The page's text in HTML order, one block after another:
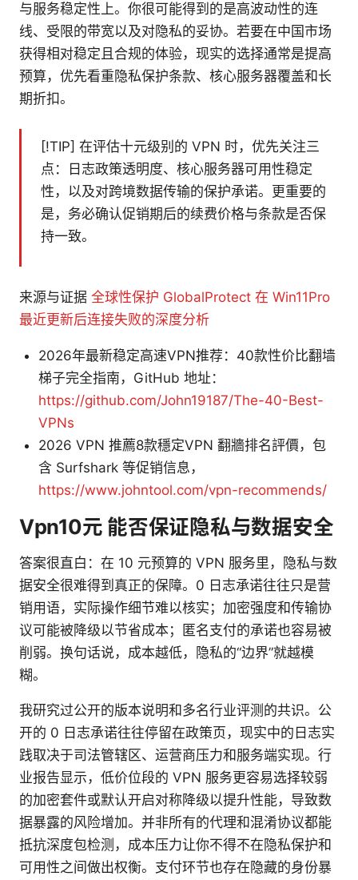
与服务稳定性上。你很可能得到的是高波动性的连
线、受限的带宽以及对隐私的妥协。若要在中国市场
获得相对稳定且合规的体验，现实的选择通常是提高
预算，优先看重隐私保护条款、核心服务器覆盖和长
期折扣。
[!TIP] 在评估十元级别的 VPN 时，优先关注三
点：日志政策透明度、核心服务器可用性稳定
性，以及对跨境数据传输的保护承诺。更重要的
是，务必确认促销期后的续费价格与条款是否保
持一致。
来源与证据 全球性保护 GlobalProtect 在 Win11Pro
最近更新后连接失败的深度分析
2026年最新稳定高速VPN推荐：40款性价比翻墙
梯子完全指南，GitHub 地址：
https://github.com/John19187/The-40-Best-
VPNs
2026 VPN 推薦8款穩定VPN 翻牆排名評價，包
含 Surfshark 等促销信息，
https://www.johntool.com/vpn-recommends/
Vpn10元 能否保证隐私与数据安全
答案很直白：在 10 元预算的 VPN 服务里，隐私与数
据安全很难得到真正的保障。0 日志承诺往往只是营
销用语，实际操作细节难以核实；加密强度和传输协
议可能被降级以节省成本；匿名支付的承诺也容易被
削弱。换句话说，成本越低，隐私的“边界”就越模
糊。
我研究过公开的版本说明和多名行业评测的共识。公
开的 0 日志承诺往往停留在政策页，现实中的日志实
践取决于司法管辖区、运营商压力和服务端实现。行
业报告显示，低价位段的 VPN 服务更容易选择较弱
的加密套件或默认开启对称降级以提升性能，导致数
据暴露的风险增加。并非所有的代理和混淆协议都能
抵抗深度包检测，成本压力让你不得不在隐私保护和
可用性之间做出权衡。支付环节也存在隐藏的身份暴